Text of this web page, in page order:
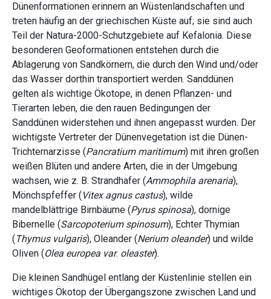
Dünenformationen erinnern an Wüstenlandschaften und
treten häufig an der griechischen Küste auf; sie sind auch
Teil der Natura-2000-Schutzgebiete auf Kefalonia. Diese
besonderen Geoformationen entstehen durch die
Ablagerung von Sandkörnern, die durch den Wind und/oder
das Wasser dorthin transportiert werden. Sanddünen
gelten als wichtige Ökotope, in denen Pflanzen- und
Tierarten leben, die den rauen Bedingungen der
Sanddünen widerstehen und ihnen angepasst wurden. Der
wichtigste Vertreter der Dünenvegetation ist die Dünen-
Trichternarzisse (Pancratium maritimum) mit ihren großen
weißen Blüten und andere Arten, die in der Umgebung
wachsen, wie z. B. Strandhafer (Ammophila arenaria),
Mönchspfeffer (Vitex agnus castus), wilde
mandelblättrige Birnbäume (Pyrus spinosa), dornige
Bibernelle (Sarcopoterium spinosum), Echter Thymian
(Thymus vulgaris), Oleander (Nerium oleander) und wilde
Oliven (Olea europea var. οleaster).
Die kleinen Sandhügel entlang der Küstenlinie stellen ein
wichtiges Ökotop der Übergangszone zwischen Land und